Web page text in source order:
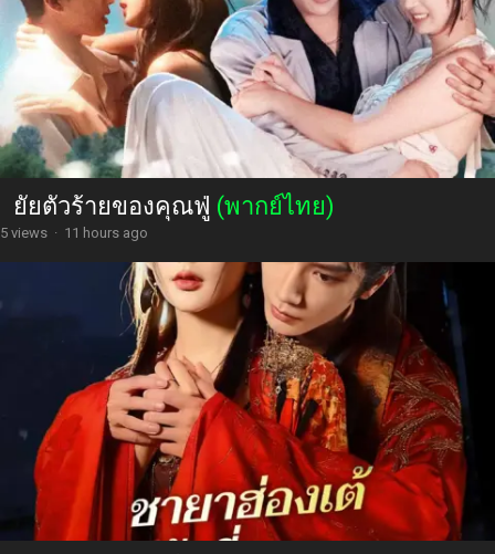
ยัยตัวร้ายของคุณฟู่ (พากย์ไทย)
5 views · 11 hours ago